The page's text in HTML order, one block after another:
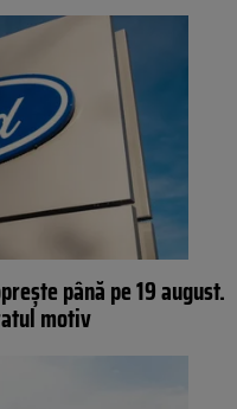
până pe 19 august.
motiv